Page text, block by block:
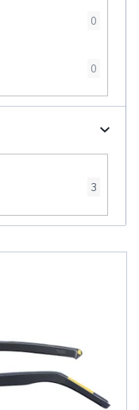
0
0
3